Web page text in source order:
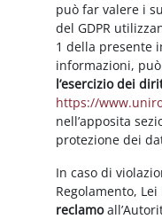
può far valere i
del GDPR
1 della presente
informazioni,
l’esercizio dei
https://
nell’apposita
protezione dei
In caso di
Regolamento,
reclamo